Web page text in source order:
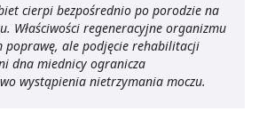
cierpi bezpośrednio po porodzie na
Właściwości regeneracyjne organizmu
poprawę, ale podjęcie rehabilitacji
dna miednicy ogranicza
wystąpienia nietrzymania moczu.